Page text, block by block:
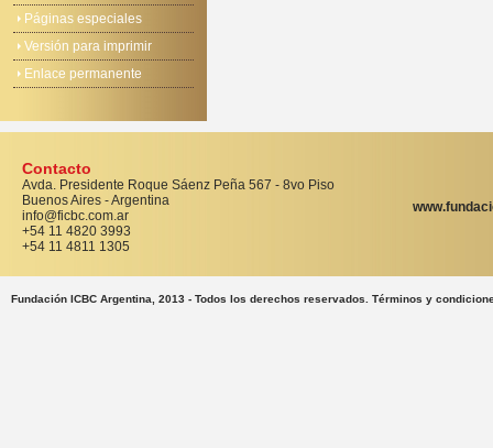
Páginas especiales
Versión para imprimir
Enlace permanente
Contacto
Avda. Presidente Roque Sáenz Peña 567 - 8vo Piso
Buenos Aires - Argentina
info@ficbc.com.ar
+54 11 4820 3993
+54 11 4811 1305
Fundación ICBC Argentina, 2013 - Todos los derechos reservados. Términos y